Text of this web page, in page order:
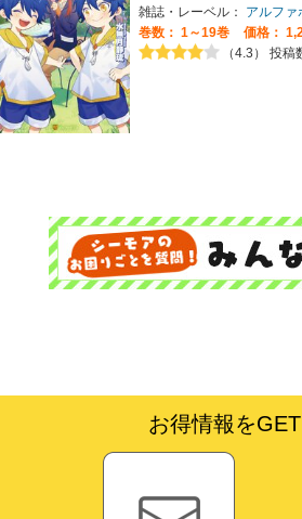
雑誌・レーベル：
アルファ
巻数： 1～19巻
価格：
（4.3） 投稿
お得情報を